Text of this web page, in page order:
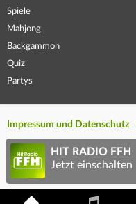
Spiele
Mahjong
Backgammon
Quiz
Partys
Impressum und Datenschutz
HIT RADIO FFH
Jetzt einschalten